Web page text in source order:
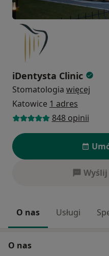
iDentysta Clinic
Stomatologia więcej
Katowice 1 adres
848 opinii
O nas Usługi
O nas